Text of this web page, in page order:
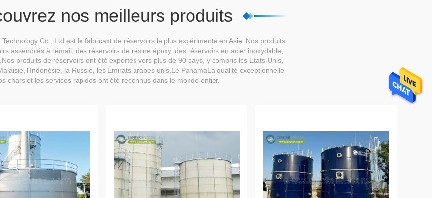
nos meilleurs produits
Co., Ltd est le fabricant de réservoirs le plus expérimenté en Asie. Nos produits
assemblés à l'émail, des réservoirs de résine époxy, des réservoirs en acier inoxydable,
produits de réservoirs ont été exportés vers plus de 90 pays, y compris les États-Unis,
l'Indonésie, la Russie, les Émirats arabes unis,Le PanamaLa qualité exceptionnelle
chars et les services rapides ont été reconnus dans le monde entier.